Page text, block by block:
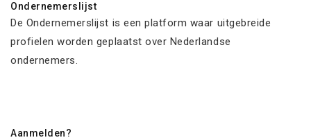
Ondernemerslijst
De Ondernemerslijst is een platform waar uitgebreide
profielen worden geplaatst over Nederlandse
ondernemers.
Aanmelden?